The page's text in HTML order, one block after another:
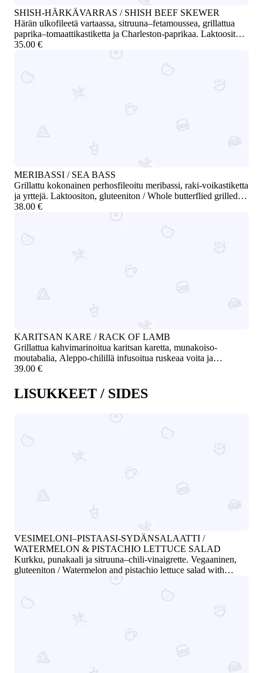
SHISH-HÄRKÄVARRAS / SHISH BEEF SKEWER
Härän ulkofileetä vartaassa, sitruuna–fetamoussea, grillattua
paprika–tomaattikastiketta ja Charleston-paprikaa. Laktoositon,
gluteeniton / Beef tenderloin skewer with lemon feta mousse,
grilled pepper-tomato sauce, and Charleston peppers. Lactose-
35.00 €
MERIBASSI / SEA BASS
Grillattu kokonainen perhosfileoitu meribassi, raki-voikastiketta
ja yrttejä. Laktoositon, gluteeniton / Whole butterflied grilled
sea bass with raki butter sauce and fresh herbs. Lactose-free,
38.00 €
KARITSAN KARE / RACK OF LAMB
Grillattua kahvimarinoitua karitsan karetta, munakoiso-
moutabalia, Aleppo-chilillä infusoitua ruskeaa voita ja
sumakkisipulia. Laktoositon, gluteeniton / Grilled coffee-
infused brown butter, and sumac onion. Lactose-free, gluten-
free
39.00 €
LISUKKEET / SIDES
VESIMELONI–PISTAASI-SYDÄNSALAATTI /
WATERMELON & PISTACHIO LETTUCE SALAD
Kurkku, punakaali ja sitruuna–chili-vinaigrette. Vegaaninen,
gluteeniton / Watermelon and pistachio lettuce salad with
cucumber, red cabbage, and lemon-chili vinaigrette. Vegan,